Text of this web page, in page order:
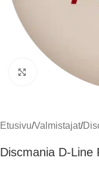
Klikkaa
Etusivu/Valmistajat/
Discmania D-Line